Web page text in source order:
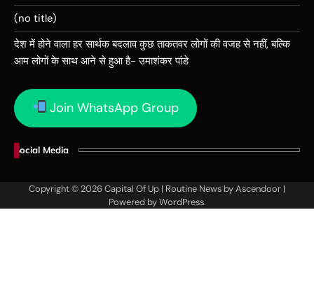
(no title)
देश में होने वाला हर सार्थक बदलाव कुछ ताकतवर लोगों की वजह से नहीं, बल्कि
आम लोगों के साथ आने से हुआ है- उमाशंकर पांडे
Join WhatsApp Group
Social Media
Copyright © 2026Capital Of Up | Routine News byAscendoor |
Powered byWordPress.